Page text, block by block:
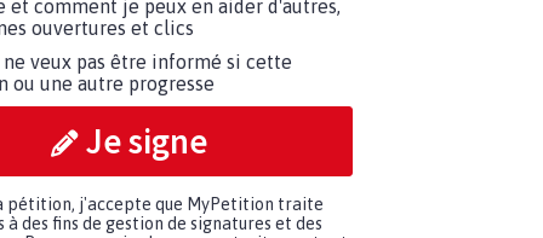
et comment je peux en aider d'autres,
ouvertures et clics
ne veux pas être informé si cette
ou une autre progresse
Je signe
pétition, j'accepte que MyPetition traite
à des fins de gestion de signatures et des